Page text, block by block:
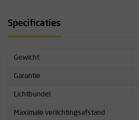
"Downloads"
Specificaties
Gewicht
Garantie
Lichtbundel
Maximale verlichtingsafstand